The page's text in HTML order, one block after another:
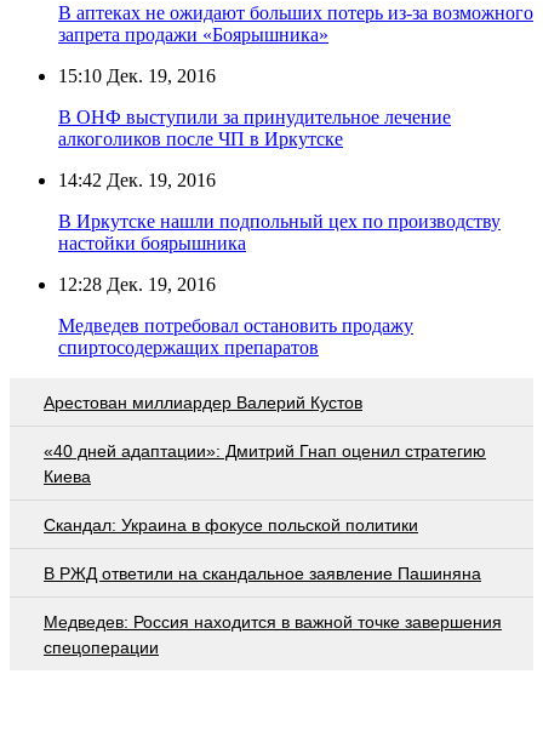
В аптеках не ожидают больших потерь из-за возможного
запрета продажи «Боярышника»
15:10 Дек. 19, 2016
В ОНФ выступили за принудительное лечение
алкоголиков после ЧП в Иркутске
14:42 Дек. 19, 2016
В Иркутске нашли подпольный цех по производству
настойки боярышника
12:28 Дек. 19, 2016
Медведев потребовал остановить продажу
спиртосодержащих препаратов
Арестован миллиардер Валерий Кустов
«40 дней адаптации»: Дмитрий Гнап оценил стратегию
Киева
Скандал: Украина в фокусе польской политики
В РЖД ответили на скандальное заявление Пашиняна
Медведев: Россия находится в важной точке завершения
спецоперации